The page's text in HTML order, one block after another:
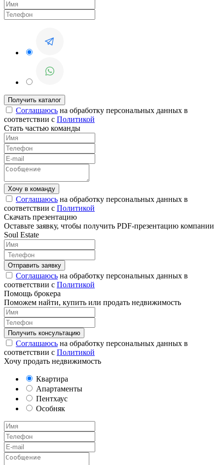
Соглашаюсь на обработку персональных данных в
соответствии с Политикой
Стать частью команды
Соглашаюсь на обработку персональных данных в
соответствии с Политикой
Скачать презентацию
Оставьте заявку, чтобы получить PDF-презентацию компании
Soul Estate
Соглашаюсь на обработку персональных данных в
соответствии с Политикой
Помощь брокера
Поможем найти, купить или продать недвижимость
Соглашаюсь на обработку персональных данных в
соответствии с Политикой
Хочу продать недвижимость
Квартира
Апартаменты
Пентхаус
Особняк